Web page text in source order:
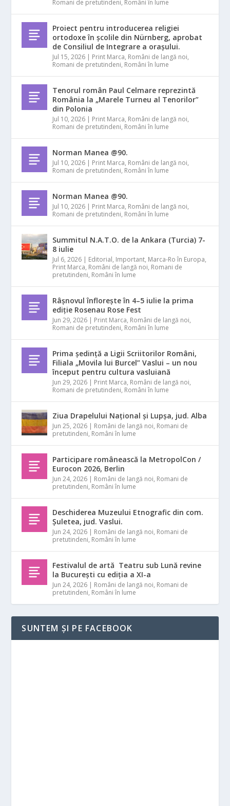
Romani de pretutindeni, Români în lume
Proiect pentru introducerea religiei
ortodoxe în școlile din Nürnberg, aprobat
de Consiliul de Integrare a orașului.
Jul 15, 2026 | Print Marca, Români de langă noi,
Romani de pretutindeni, Români în lume
Tenorul român Paul Celmare reprezintă
România la „Marele Turneu al Tenorilor”
din Polonia
Jul 10, 2026 | Print Marca, Români de langă noi,
Romani de pretutindeni, Români în lume
Norman Manea @90.
Jul 10, 2026 | Print Marca, Români de langă noi,
Romani de pretutindeni, Români în lume
Norman Manea @90.
Jul 10, 2026 | Print Marca, Români de langă noi,
Romani de pretutindeni, Români în lume
Summitul N.A.T.O. de la Ankara (Turcia) 7-
8 iulie
Jul 6, 2026 | Editorial, Important, Marca-Ro în Europa,
Print Marca, Români de langă noi, Romani de
pretutindeni, Români în lume
Râșnovul înflorește în 4–5 iulie la prima
ediție Rosenau Rose Fest
Jun 29, 2026 | Print Marca, Români de langă noi,
Romani de pretutindeni, Români în lume
Prima ședință a Ligii Scriitorilor Români,
Filiala „Movila lui Burcel” Vaslui – un nou
început pentru cultura vasluiană
Jun 29, 2026 | Print Marca, Români de langă noi,
Romani de pretutindeni, Români în lume
Ziua Drapelului Național și Lupșa, jud. Alba
Jun 25, 2026 | Români de langă noi, Romani de
pretutindeni, Români în lume
Participare românească la MetropolCon /
Eurocon 2026, Berlin
Jun 24, 2026 | Români de langă noi, Romani de
pretutindeni, Români în lume
Deschiderea Muzeului Etnografic din com.
Șuletea, jud. Vaslui.
Jun 24, 2026 | Români de langă noi, Romani de
pretutindeni, Români în lume
Festivalul de artă Teatru sub Lună revine
la București cu ediția a XI-a
Jun 24, 2026 | Români de langă noi, Romani de
pretutindeni, Români în lume
SUNTEM ȘI PE FACEBOOK